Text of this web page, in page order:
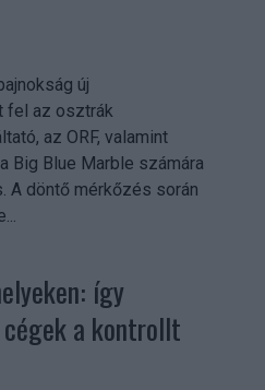
új
fel az osztrák
az ORF, valamint
Big Blue Marble számára
A döntő mérkőzés során
így
a kontrollt